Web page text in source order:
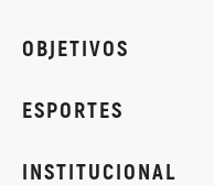
OBJETIVOS
ESPORTES
INSTITUCIONAL